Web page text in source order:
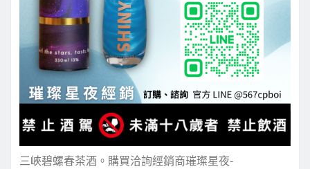
三峽碧螺春茶酒。購買洽詢經銷商璀璨星夜-